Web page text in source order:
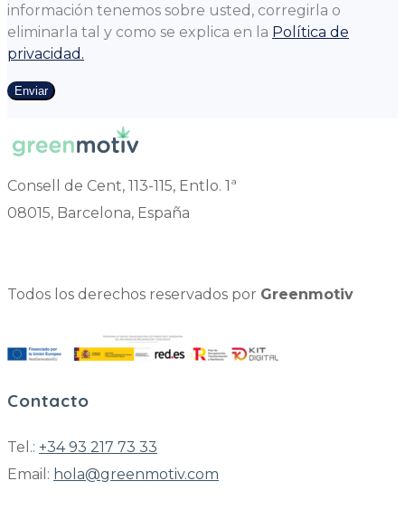
información tenemos sobre usted, corregirla o
eliminarla tal y como se explica en la Política de
privacidad.
Enviar
Consell de Cent, 113-115, Entlo. 1ª
08015, Barcelona, España
Todos los derechos reservados por Greenmotiv
Contacto
Tel.: +34 93 217 73 33
Email: hola@greenmotiv.com